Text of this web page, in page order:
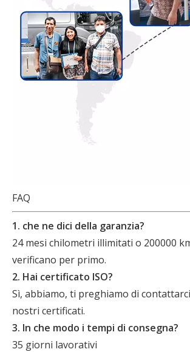
FAQ
1. che ne dici della garanzia?
24 mesi chilometri illimitati o 200000
verificano per primo.
2. Hai certificato ISO?
Sì, abbiamo, ti preghiamo di
nostri certificati.
3. In che modo i tempi di consegna?
35 giorni lavorativi